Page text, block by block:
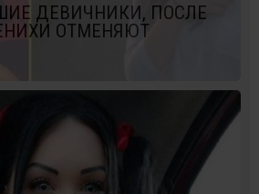
ДЕВИЧНИКИ, ПОСЛЕ
ОТМЕНЯЮТ